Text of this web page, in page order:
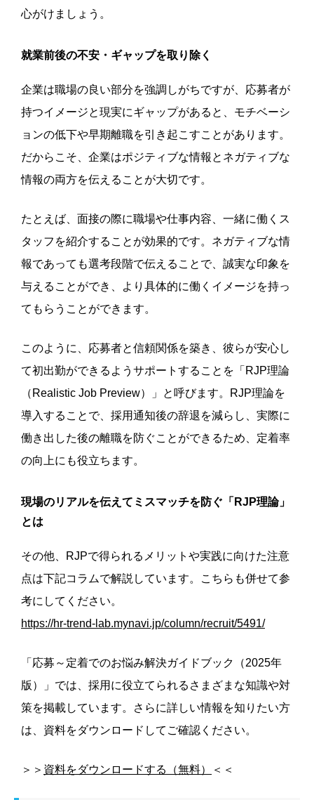
心がけましょう。
就業前後の不安・ギャップを取り除く
企業は職場の良い部分を強調しがちですが、応募者が
持つイメージと現実にギャップがあると、モチベーシ
ョンの低下や早期離職を引き起こすことがあります。
だからこそ、企業はポジティブな情報とネガティブな
情報の両方を伝えることが大切です。
たとえば、面接の際に職場や仕事内容、一緒に働くス
タッフを紹介することが効果的です。ネガティブな情
報であっても選考段階で伝えることで、誠実な印象を
与えることができ、より具体的に働くイメージを持っ
てもらうことができます。
このように、応募者と信頼関係を築き、彼らが安心し
て初出勤ができるようサポートすることを「RJP理論
（Realistic Job Preview）」と呼びます。RJP理論を
導入することで、採用通知後の辞退を減らし、実際に
働き出した後の離職を防ぐことができるため、定着率
の向上にも役立ちます。
現場のリアルを伝えてミスマッチを防ぐ「RJP理論」
とは
その他、RJPで得られるメリットや実践に向けた注意
点は下記コラムで解説しています。こちらも併せて参
考にしてください。
https://hr-trend-lab.mynavi.jp/column/recruit/5491/
「応募～定着でのお悩み解決ガイドブック（2025年
版）」では、採用に役立てられるさまざまな知識や対
策を掲載しています。さらに詳しい情報を知りたい方
は、資料をダウンロードしてご確認ください。
＞＞ 資料をダウンロードする（無料） ＜＜